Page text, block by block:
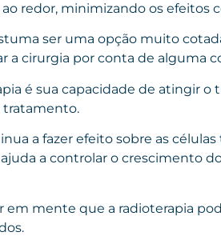
redor, minimizando os efeitos
ser uma opção muito
a cirurgia por conta de alguma
é sua capacidade de atingir
tratamento.
a fazer efeito sobre as
a controlar o crescimento
mente que a radioterapia